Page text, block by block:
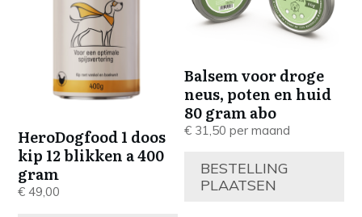
HeroDogfood 1 doos
kip 12 blikken a 400
gram
€ 49,00
Balsem voor droge
neus, poten en huid
80 gram abo
€ 31,50 per maand
BESTELLING
PLAATSEN